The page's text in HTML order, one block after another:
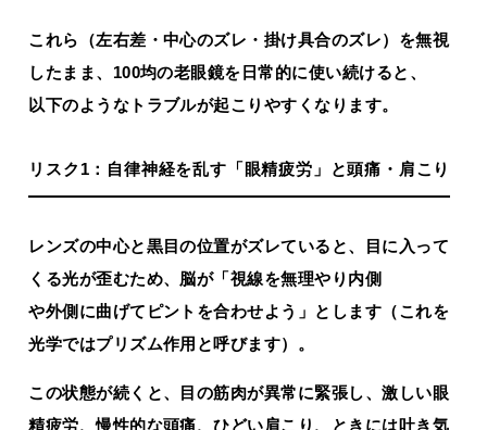
これら（左右差・中心のズレ・掛け具合のズレ）を無視
したまま、100均の老眼鏡を日常的に使い続けると、
以下のようなトラブルが起こりやすくなります。
リスク1：自律神経を乱す「眼精疲労」と頭痛・肩こり
レンズの中心と黒目の位置がズレていると、目に入って
くる光が歪むため、脳が「視線を無理やり内側
や外側に曲げてピントを合わせよう」とします（これを
光学ではプリズム作用と呼びます）。
この状態が続くと、目の筋肉が異常に緊張し、激しい眼
精疲労、慢性的な頭痛、ひどい肩こり、ときには吐き気